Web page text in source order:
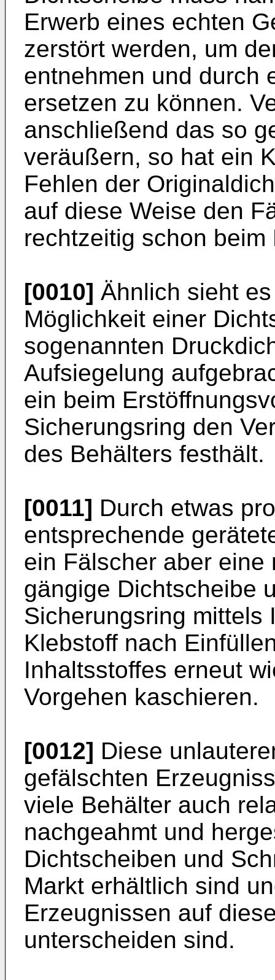
Erwerb eines echten
zerstört werden, um
entnehmen und durch
ersetzen zu können.
anschließend das so
veräußern, so hat ein
Fehlen der
auf diese Weise den
rechtzeitig schon
[0010] Ähnlich sieht
Möglichkeit einer
sogenannten
Aufsiegelung
ein beim
Sicherungsring den
des Behälters festhält.
[0011] Durch etwas
entsprechende
ein Fälscher aber
gängige Dichtscheibe
Sicherungsring mittels
Klebstoff nach
Inhaltsstoffes erneut
Vorgehen kaschieren.
[0012] Diese
gefälschten
viele Behälter auch
nachgeahmt und
Dichtscheiben und
Markt erhältlich sind
Erzeugnissen auf
unterscheiden sind.